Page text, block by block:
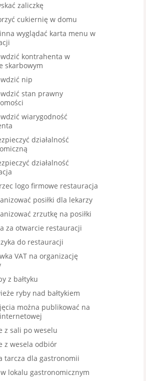
zaliczkę
cukiernię w domu
wyglądać karta menu w
kontrahenta w
skarbowym
nip
stan prawny
wiarygodność
działalność
działalność
logo firmowe restauracja
posiłki dla lekarzy
zrzutkę na posiłki
za otwarcie restauracji
do restauracji
VAT na organizację
z bałtyku
ryby nad bałtykiem
można publikować na
z sali po weselu
z wesela odbiór
tarcza dla gastronomii
lokalu gastronomicznym